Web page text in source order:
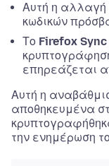
Αυτή η αλλαγή
κωδικών
Το Firefox Sync
επηρεάζεται
Αυτή η
αποθηκευμένα
την ενημέρωση